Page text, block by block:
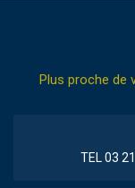
Plus proche de
TEL 03